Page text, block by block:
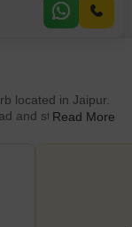
located in Jaipur.
and stands as
localities in the
Pratap Nagar
Rajasthan Housin
Read More